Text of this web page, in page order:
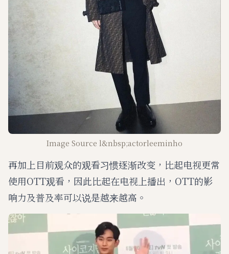
Image Source l&nbsp;actorleeminho
再加上目前观众的观看习惯逐渐改变，比起电视更常
使用OTT观看，因此比起在电视上播出，OTT的影
响力及普及率可以说是越来越高。